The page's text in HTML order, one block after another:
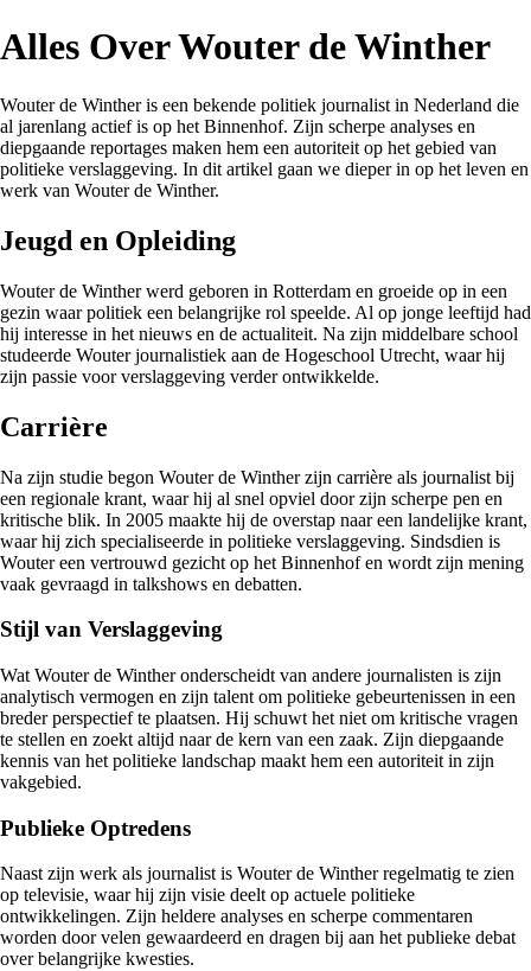
Alles Over Wouter de Winther
Wouter de Winther is een bekende politiek journalist in Nederland die
al jarenlang actief is op het Binnenhof. Zijn scherpe analyses en
diepgaande reportages maken hem een autoriteit op het gebied van
politieke verslaggeving. In dit artikel gaan we dieper in op het leven en
werk van Wouter de Winther.
Jeugd en Opleiding
Wouter de Winther werd geboren in Rotterdam en groeide op in een
gezin waar politiek een belangrijke rol speelde. Al op jonge leeftijd had
hij interesse in het nieuws en de actualiteit. Na zijn middelbare school
studeerde Wouter journalistiek aan de Hogeschool Utrecht, waar hij
zijn passie voor verslaggeving verder ontwikkelde.
Carrière
Na zijn studie begon Wouter de Winther zijn carrière als journalist bij
een regionale krant, waar hij al snel opviel door zijn scherpe pen en
kritische blik. In 2005 maakte hij de overstap naar een landelijke krant,
waar hij zich specialiseerde in politieke verslaggeving. Sindsdien is
Wouter een vertrouwd gezicht op het Binnenhof en wordt zijn mening
vaak gevraagd in talkshows en debatten.
Stijl van Verslaggeving
Wat Wouter de Winther onderscheidt van andere journalisten is zijn
analytisch vermogen en zijn talent om politieke gebeurtenissen in een
breder perspectief te plaatsen. Hij schuwt het niet om kritische vragen
te stellen en zoekt altijd naar de kern van een zaak. Zijn diepgaande
kennis van het politieke landschap maakt hem een autoriteit in zijn
vakgebied.
Publieke Optredens
Naast zijn werk als journalist is Wouter de Winther regelmatig te zien
op televisie, waar hij zijn visie deelt op actuele politieke
ontwikkelingen. Zijn heldere analyses en scherpe commentaren
worden door velen gewaardeerd en dragen bij aan het publieke debat
over belangrijke kwesties.